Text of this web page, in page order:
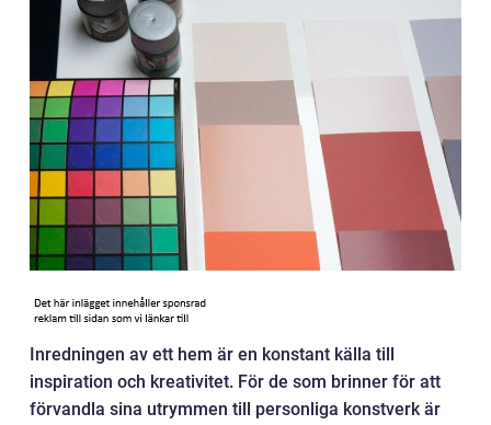
Inredningen av ett hem är en konstant källa till
inspiration och kreativitet. För de som brinner för att
förvandla sina utrymmen till personliga konstverk är